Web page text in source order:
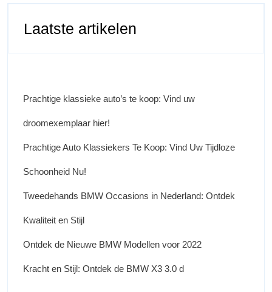
Laatste artikelen
Prachtige klassieke auto’s te koop: Vind uw
droomexemplaar hier!
Prachtige Auto Klassiekers Te Koop: Vind Uw Tijdloze
Schoonheid Nu!
Tweedehands BMW Occasions in Nederland: Ontdek
Kwaliteit en Stijl
Ontdek de Nieuwe BMW Modellen voor 2022
Kracht en Stijl: Ontdek de BMW X3 3.0 d